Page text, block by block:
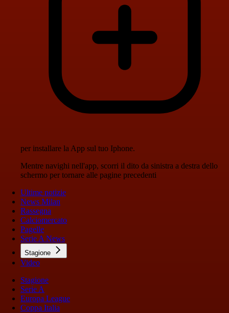
per installare la App sul tuo Iphone.
Mentre navighi nell'app, scorri il dito da sinistra a destra dello
schermo per tornare alle pagine precedenti
Ultime notizie
News Milan
Rassegna
Calciomercato
Pagelle
Serie A News
Stagione
Video
Stagione
Serie A
Europa League
Coppa Italia